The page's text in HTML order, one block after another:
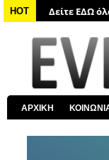
HOT
Δείτε ΕΔΩ
Δείτε ΕΔΩ
Δείτε ΕΔΩ
Δείτε ΕΔΩ
Δείτε ΕΔΩ
Δείτε ΕΔΩ
ΑΡΧΙΚΗ